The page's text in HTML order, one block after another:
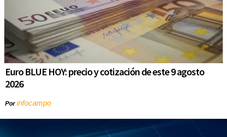
Euro BLUE HOY: precio y cotización de este 9 agosto
2026
Porinfocampo